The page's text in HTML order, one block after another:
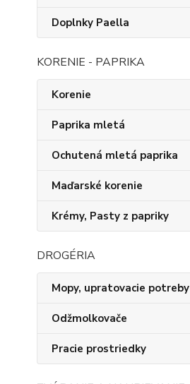
Doplnky Paella
KORENIE - PAPRIKA
Korenie
Paprika mletá
Ochutená mletá paprika
Maďarské korenie
Krémy, Pasty z papriky
DROGÉRIA
Mopy, upratovacie potreby
Odžmolkovače
Pracie prostriedky